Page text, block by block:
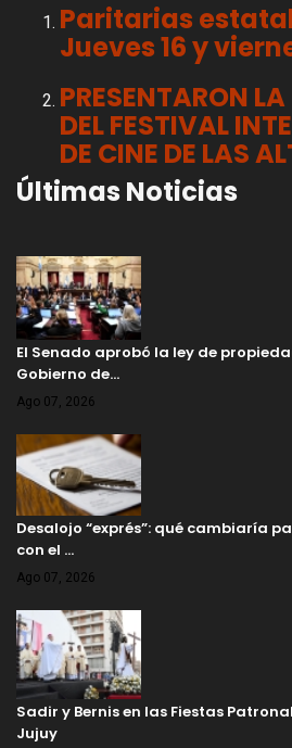
Paritarias
Jueves 16 y
PRESENTARON
DEL FESTIVAL
DE CINE DE LAS
Últimas Noticias
El Senado aprobó la ley de
Gobierno de…
Ago 07, 2026
Desalojo “exprés”: qué cambiaría
con el …
Ago 07, 2026
Sadir y Bernis en las Fiestas
Jujuy